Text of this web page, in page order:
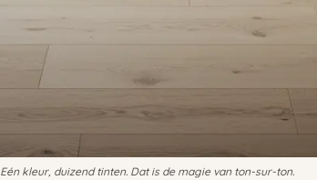
Eén kleur, duizend tinten. Dat is de magie van ton-sur-ton.